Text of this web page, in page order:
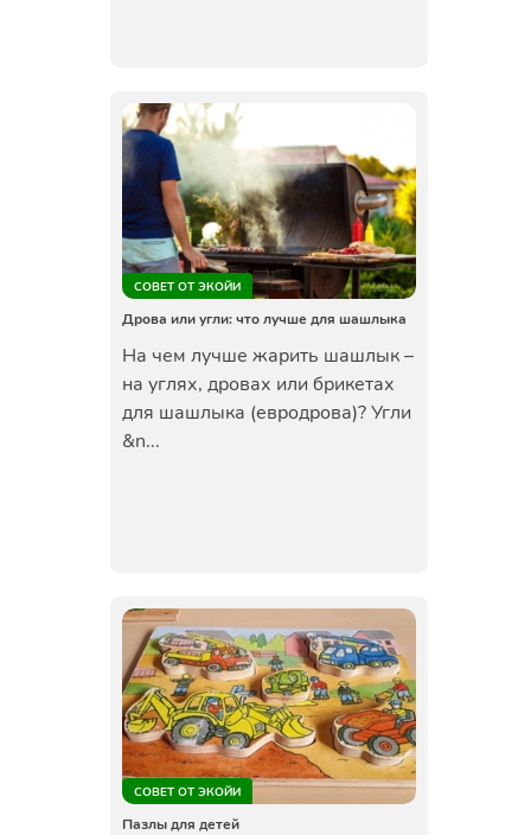
СОВЕТ ОТ ЭКОЙИ
Дрова или угли: что лучше для шашлыка
На чем лучше жарить шашлык –
на углях, дровах или брикетах
для шашлыка (евродрова)? Угли
&n...
СОВЕТ ОТ ЭКОЙИ
Пазлы для детей